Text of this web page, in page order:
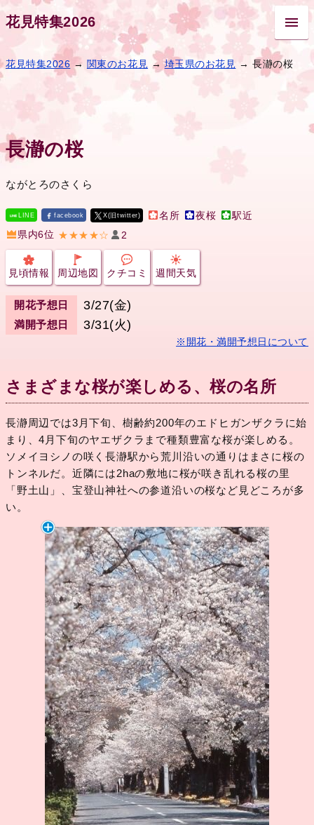
花見特集2026
花見特集2026 → 関東のお花見 →埼玉県のお花見 → 長瀞の桜
長瀞の桜
ながとろのさくら
LINE facebook X(旧twitter) 名所 夜桜
駅近
県内6位 ★★★★☆ 2
見頃情報 周辺地図 クチコミ 週間天気
開花予想日 3/27(金)
満開予想日 3/31(火)
※開花・満開予想日について
さまざまな桜が楽しめる、桜の名所
長瀞周辺では3月下旬、樹齢約200年のエドヒガンザクラに始
まり、4月下旬のヤエザクラまで種類豊富な桜が楽しめる。
ソメイヨシノの咲く長瀞駅から荒川沿いの通りはまさに桜の
トンネルだ。近隣には2haの敷地に桜が咲き乱れる桜の里
「野土山」、宝登山神社への参道沿いの桜など見どころが多
い。